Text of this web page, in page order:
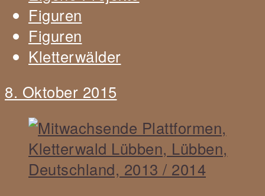
Figuren
Figuren
Kletterwälder
8. Oktober 2015